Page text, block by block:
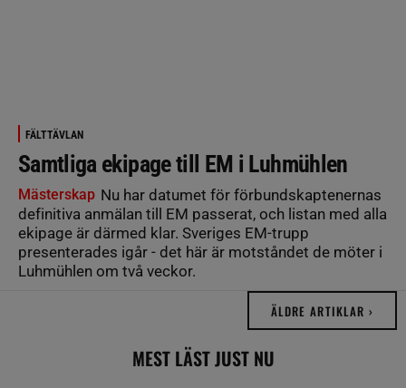
FÄLTTÄVLAN
Samtliga ekipage till EM i Luhmühlen
Mästerskap Nu har datumet för förbundskaptenernas
definitiva anmälan till EM passerat, och listan med alla
ekipage är därmed klar. Sveriges EM-trupp
presenterades igår - det här är motståndet de möter i
Luhmühlen om två veckor.
ÄLDRE ARTIKLAR ›
MEST LÄST JUST NU